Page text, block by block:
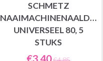
SCHMETZ
NAAIMACHINENAALDEN
UNIVERSEEL 80, 5
STUKS
€3,40